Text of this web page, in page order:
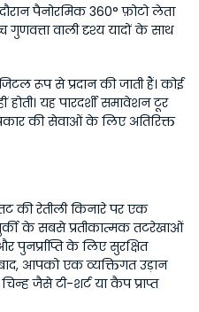
पैनोरमिक 360° फ़ोटो लेता
वाली दृश्य यादों के साथ
रूप से प्रदान की जाती हैं। कोई
होती। यह पारदर्शी समावेशन टूर
की सेवाओं के लिए अतिरिक्त
की रेतीली किनारे पर एक
के सबसे प्रतीकात्मक तटरेखाओं
पुनर्प्राप्ति के लिए सुरक्षित
आपको एक व्यक्तिगत उड़ान
जैसे टी-शर्ट या कैप प्राप्त